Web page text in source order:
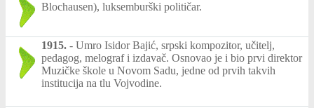
Blochausen), luksemburški političar.
1915. - Umro Isidor Bajić, srpski kompozitor, učitelj,
pedagog, melograf i izdavač. Osnovao je i bio prvi direktor
Muzičke škole u Novom Sadu, jedne od prvih takvih
institucija na tlu Vojvodine.